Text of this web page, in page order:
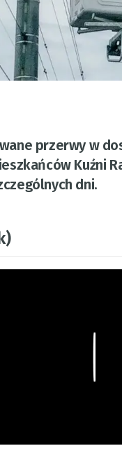
przerwy w
Kuźni
dni.